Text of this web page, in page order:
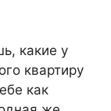
какие у
квартиру
как